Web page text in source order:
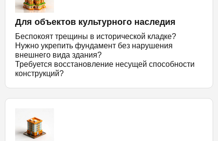
Для объектов культурного наследия
Беспокоят трещины в исторической кладке?
Нужно укрепить фундамент без нарушения
внешнего вида здания?
Требуется восстановление несущей способности
конструкций?